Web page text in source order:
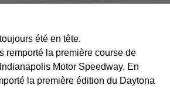
été en tête.
remporté la première course de
Motor Speedway. En
la première édition du Daytona